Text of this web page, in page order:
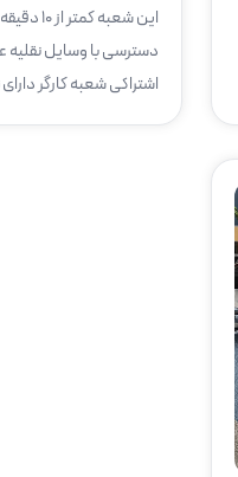
این
دسترسی با وسایل
اشتراکی شعبه کارگر دارای نگهبانی